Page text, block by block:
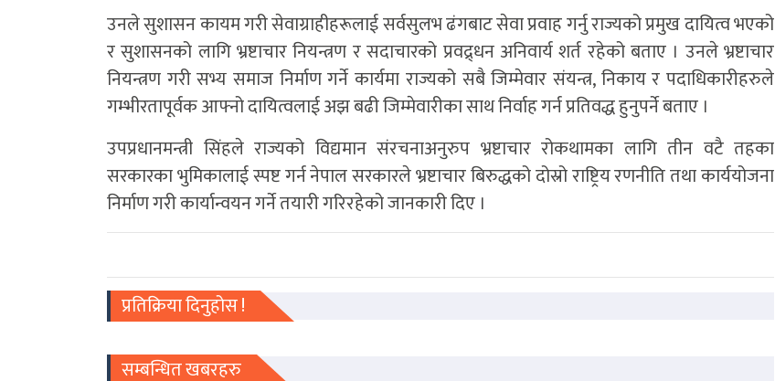
उनले सुशासन कायम गरी सेवाग्राहीहरूलाई सर्वसुलभ ढंगबाट सेवा प्रवाह गर्नु राज्यको प्रमुख दायित्व भएको
र सुशासनको लागि भ्रष्टाचार नियन्त्रण र सदाचारको प्रवद्र्धन अनिवार्य शर्त रहेको बताए । उनले भ्रष्टाचार
नियन्त्रण गरी सभ्य समाज निर्माण गर्ने कार्यमा राज्यको सबै जिम्मेवार संयन्त्र, निकाय र पदाधिकारीहरुले
गम्भीरतापूर्वक आफ्नो दायित्वलाई अझ बढी जिम्मेवारीका साथ निर्वाह गर्न प्रतिवद्ध हुनुपर्ने बताए ।
उपप्रधानमन्त्री सिंहले राज्यको विद्यमान संरचनाअनुरुप भ्रष्टाचार रोकथामका लागि तीन वटै तहका
सरकारका भुमिकालाई स्पष्ट गर्न नेपाल सरकारले भ्रष्टाचार बिरुद्धको दोस्रो राष्ट्रिय रणनीति तथा कार्ययोजना
निर्माण गरी कार्यान्वयन गर्ने तयारी गरिरहेको जानकारी दिए ।
प्रतिक्रिया दिनुहोस !
सम्बन्धित खबरहरु